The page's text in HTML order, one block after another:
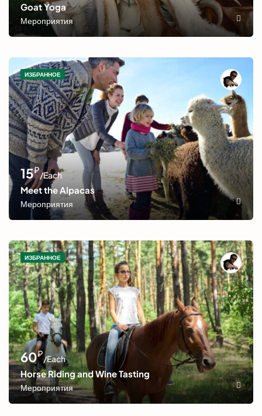
Goat Yoga
Мероприятия
ИЗБРАННОЕ
15₽/Each
Meet the Alpacas
Мероприятия
ИЗБРАННОЕ
60₽/Each
Horse Riding and Wine Tasting
Мероприятия